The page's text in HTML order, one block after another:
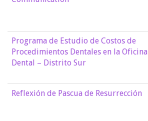
Programa de Estudio de Costos de
Procedimientos Dentales en la Oficina
Dental – Distrito Sur
Reflexión de Pascua de Resurrección